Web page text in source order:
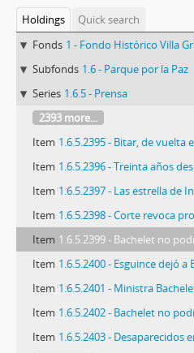
Holdings
Quick search
Fonds 1 - Fondo Histórico Villa
Subfonds 1.6 - Parque por la Paz
Series 1.6.5 - Prensa
2393 more...
Item 1.6.5.2395 - Bitar, de vuelta en Dawson: "Este
Item 1.6.5.2396 - Treinta años
Item 1.6.5.2397 - Las estrella de
Item 1.6.5.2398 - Corte revoca
Item 1.6.5.2399 - Bachelet no
Item 1.6.5.2400 - Esguince dejó a
Item 1.6.5.2401 - Ministra
Item 1.6.5.2402 - Bachelet no
Item 1.6.5.2403 - Desaparecidos